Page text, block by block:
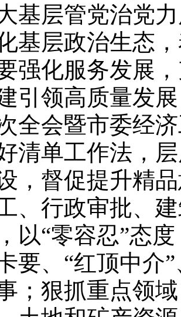
基层管党治党
基层政治生态
强化服务发展
引领高质量发
全会暨市委经
清单工作法，
，督促提升精
、行政审批、
以“零容忍”态
要、“红顶中介
；狠抓重点领